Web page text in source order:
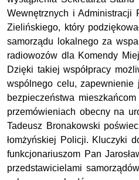
Wewnętrznych i Administracji
Zielińskiego, który
samorządu lokalnego za
radiowozów dla Komendy
Dzięki takiej współpracy
wspólnego celu, zapewnienie
bezpieczeństwa
przemówieniach obecny na
Tadeusz Bronakowski
łomżyńskiej Policji. Kluczyki
funkcjonariuszom Pan
przedstawicielami